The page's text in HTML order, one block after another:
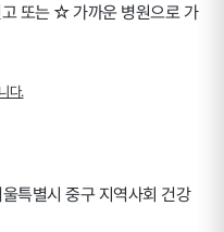
또는 ☆ 가까운 병원으로 가
다.
특별시 중구 지역사회 건강